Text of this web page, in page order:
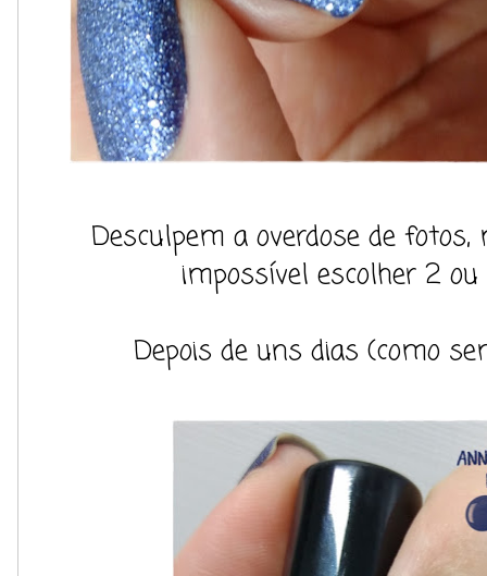
Desculpem a overdose de
impossível escolher 2
Depois de uns dias (como